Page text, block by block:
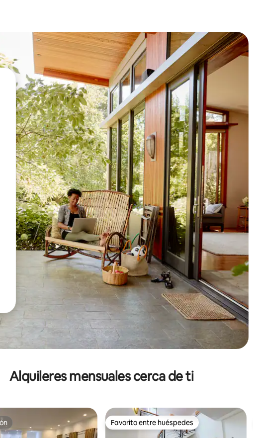
teclas de flecha hacia arriba y hacia abajo o explora con el tacto o desliza el
Alquileres mensuales cerca de ti
Favorito entre huéspedes
Favorito entre huéspedes